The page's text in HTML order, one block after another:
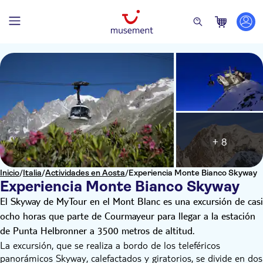
Inicio/Italia/Actividades en Aosta/Experiencia Monte Bianco Skyway
Experiencia Monte Bianco Skyway
+ 8
El Skyway de MyTour en el Mont Blanc es una excursión de casi
ocho horas que parte de Courmayeur para llegar a la estación
de Punta Helbronner a 3500 metros de altitud.
La excursión, que se realiza a bordo de los teleféricos
panorámicos Skyway, calefactados y giratorios, se divide en dos